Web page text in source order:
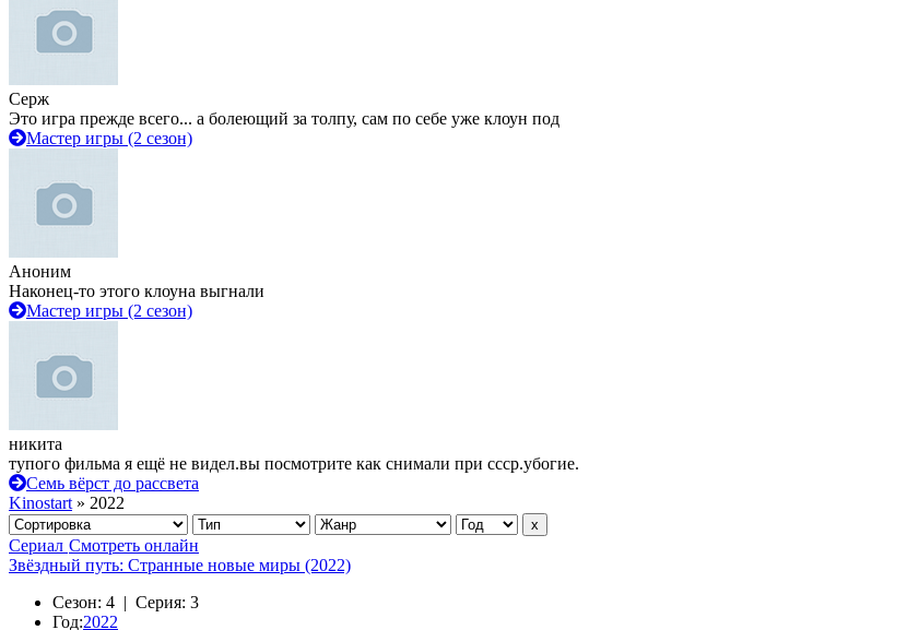
Серж
Это игра прежде всего... а болеющий за толпу, сам по себе уже клоун под
Мастер игры (2 сезон)
Аноним
Наконец-то этого клоуна выгнали
Мастер игры (2 сезон)
никита
тупого фильма я ещё не видел.вы посмотрите как снимали при ссср.убогие.
Семь вёрст до рассвета
Kinostart » 2022
Сериал Смотреть онлайн
Звёздный путь: Странные новые миры (2022)
Сезон: 4 | Серия: 3
Год:2022